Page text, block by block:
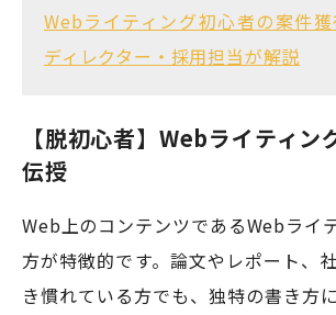
Webライティング初心者の案件
ディレクター・採用担当が解説
【脱初心者】Webライティン
伝授
Web上のコンテンツであるWebライ
方が特徴的です。論文やレポート、
き慣れている方でも、独特の書き方